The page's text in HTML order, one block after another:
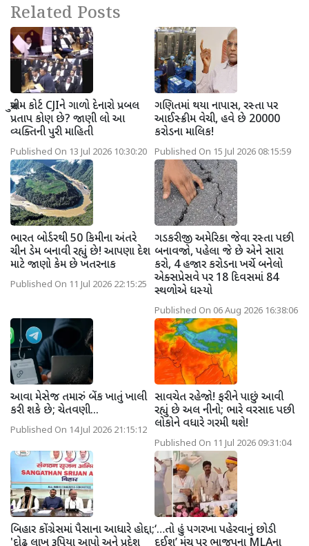
Related Posts
સુપ્રીમ કોર્ટ CJIને ગાળો દેનારો પ્રબલ
પ્રતાપ કોણ છે? જાણી લો આ
વ્યક્તિની પુરી માહિતી
Published On 13 Jul 2026 10:30:20
ગણિતમાં થયા નાપાસ, રસ્તા પર
આઈસ્ક્રીમ વેચી, હવે છે 20000
કરોડના માલિક!
Published On 15 Jul 2026 08:15:59
ભારત બોર્ડરથી 50 કિમીના અંતરે
ચીન ડેમ બનાવી રહ્યું છે! આપણા દેશ
માટે જાણો કેમ છે ખતરનાક
Published On 11 Jul 2026 22:15:25
ગડકરીજી અમેરિકા જેવા રસ્તા પછી
બનાવજો, પહેલા જે છે એને સારા
કરો, 4 હજાર કરોડના ખર્ચે બનેલો
એક્સપ્રેસવે પર 18 દિવસમાં 84
સ્થળોએ ધસ્યો
Published On 06 Aug 2026 16:38:06
આવા મેસેજ તમારું બેંક ખાતું ખાલી
કરી શકે છે; ચેતવણી...
Published On 14 Jul 2026 21:15:12
સાવચેત રહેજો! ફરીને પાછું આવી
રહ્યું છે અલ નીનો; ભારે વરસાદ પછી
લોકોને વધારે ગરમી થશે!
Published On 11 Jul 2026 09:31:04
બિહાર કોંગ્રેસમાં પૈસાના આધારે હોદ્દા;‘…તો હું પગરખા પહેરવાનું છોડી